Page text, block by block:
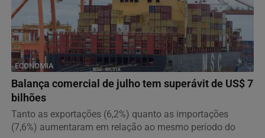
ECONOMIA
Balança comercial de julho tem superávit de US$ 7
bilhões
Tanto as exportações (6,2%) quanto as importações
(7,6%) aumentaram em relação ao mesmo período do